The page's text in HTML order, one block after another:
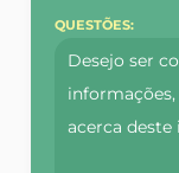
QUESTÕES: